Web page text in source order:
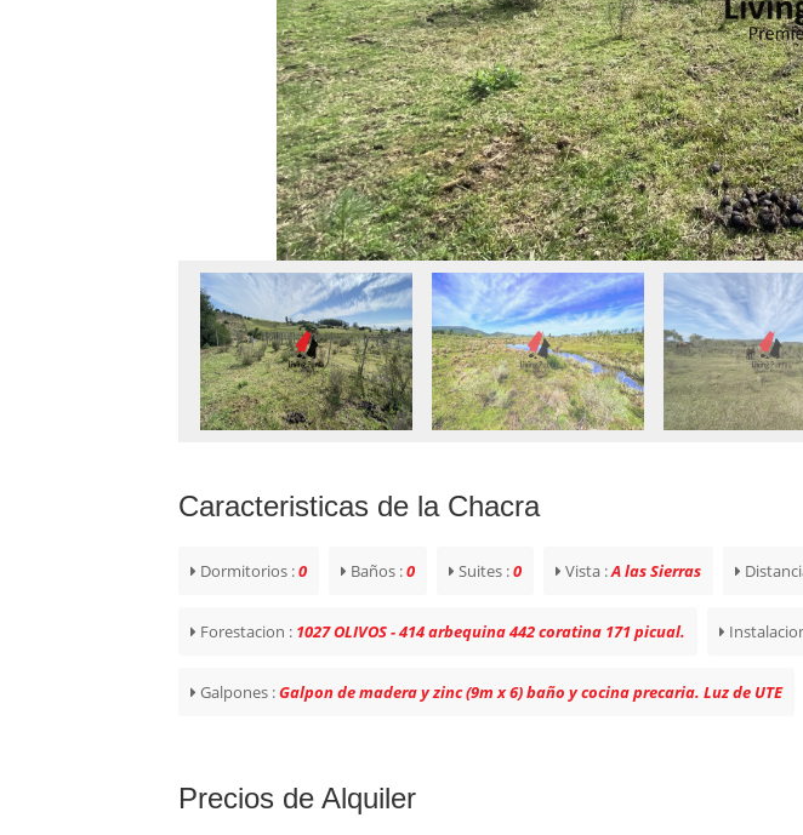
Caracteristicas de la Chacra
Dormitorios :0 Baños :0 Suites :0 Vista :A las Sierras
Forestacion : 1027 OLIVOS - 414 arbequina 442 coratina 171 picual.
Galpones :Galpon de madera y zinc (9m x 6) baño y cocina precaria. Luz de UTE
Precios de Alquiler